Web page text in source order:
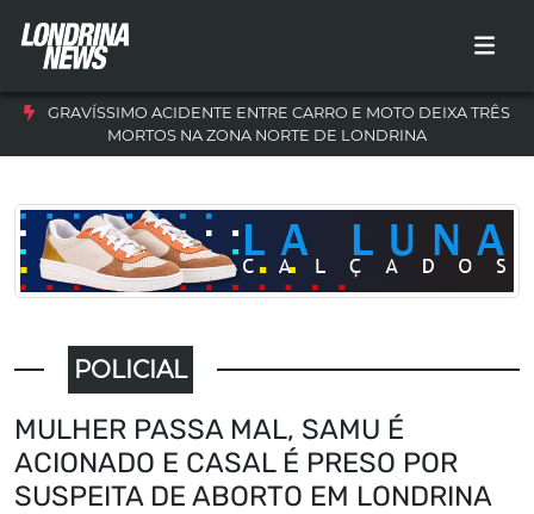
GRAVÍSSIMO ACIDENTE ENTRE CARRO E MOTO DEIXA TRÊS
MORTOS NA ZONA NORTE DE LONDRINA
POLICIAL
MULHER PASSA MAL, SAMU É
ACIONADO E CASAL É PRESO POR
SUSPEITA DE ABORTO EM LONDRINA